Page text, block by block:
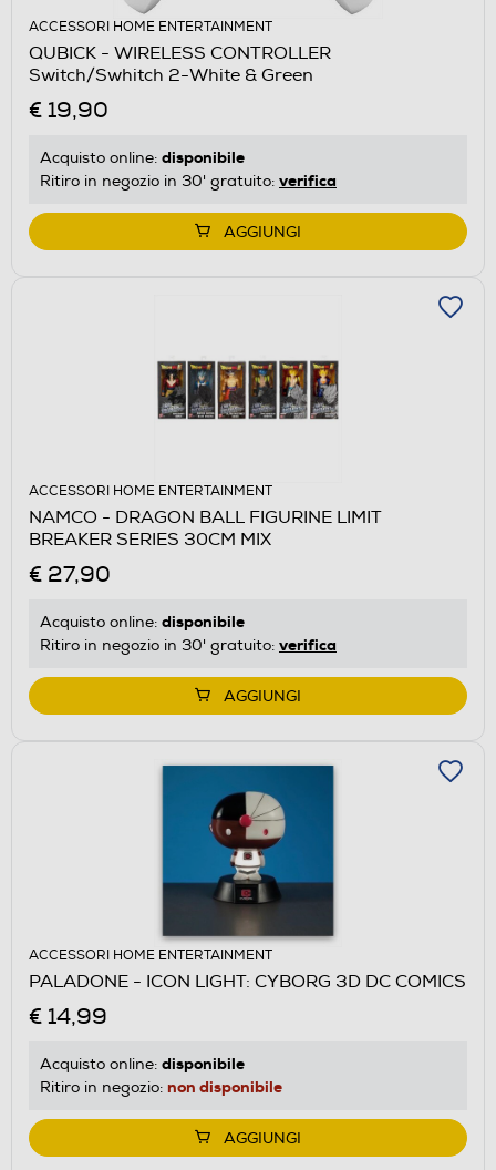
ACCESSORI HOME ENTERTAINMENT
QUBICK - WIRELESS CONTROLLER
Switch/Swhitch 2-White & Green
€ 19,90
Acquisto online: disponibile
Ritiro in negozio in 30' gratuito: verifica
AGGIUNGI
ACCESSORI HOME ENTERTAINMENT
NAMCO - DRAGON BALL FIGURINE LIMIT
BREAKER SERIES 30CM MIX
€ 27,90
Acquisto online: disponibile
Ritiro in negozio in 30' gratuito: verifica
AGGIUNGI
ACCESSORI HOME ENTERTAINMENT
PALADONE - ICON LIGHT: CYBORG 3D DC COMICS
€ 14,99
Acquisto online: disponibile
Ritiro in negozio: non disponibile
AGGIUNGI